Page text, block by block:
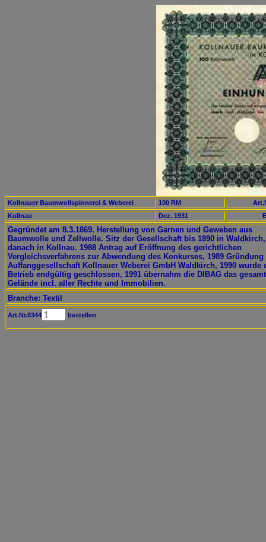
Kollnauer Baumwollspinnerei & Weberei 100 RM
Kollnau
Dez. 1931
Gegründet am 8.3.1869. Herstellung von Garnen und Geweben aus
Baumwolle und Zellwolle. Sitz der Gesellschaft bis 1890 in Waldkirch,
danach in Kollnau. 1988 Antrag auf Eröffnung des gerichtlichen
Vergleichsverfahrens zur Abwendung des Konkurses, 1989 Gründung
Auffanggesellschaft Kollnauer Weberei GmbH Waldkirch, 1990 wurde
Betrieb endgültig geschlossen, 1991 übernahm die DIBAG das
Gelände incl. aller Rechte und Immobilien.
Branche: Textil
Art.Nr.6344 bestellen